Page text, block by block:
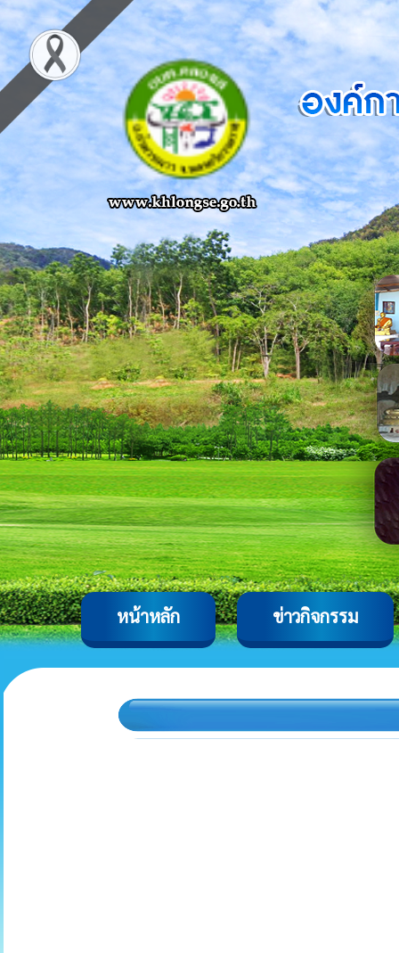
หน้าหลัก ข่าวกิจกรรม